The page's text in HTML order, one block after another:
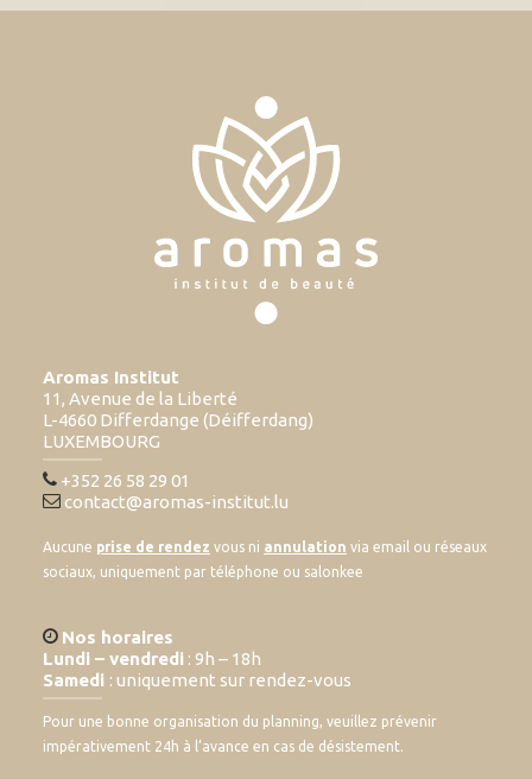
Aromas Institut
11, Avenue de la Liberté
L-4660 Differdange (Déifferdang)
LUXEMBOURG
+352 26 58 29 01
contact@aromas-institut.lu
Aucune prise de rendez vous ni annulation via email ou réseaux
sociaux, uniquement par téléphone ou salonkee
Nos horaires
Lundi – vendredi : 9h – 18h
Samedi : uniquement sur rendez-vous
Pour une bonne organisation du planning, veuillez prévenir
impérativement 24h à l’avance en cas de désistement.